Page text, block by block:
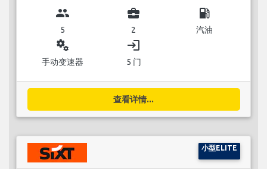
group
5
business_center
2
local_gas_station
汽油
miscellaneous_services
手动变速器
login
5 门
查看详情...
小型ELITE